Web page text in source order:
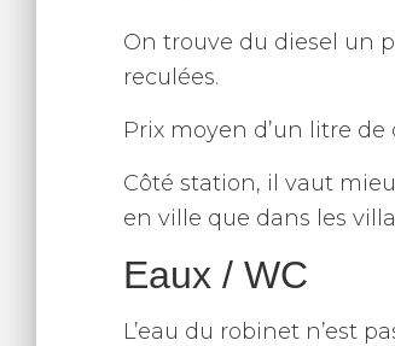
On trouve du diesel un
reculées.
Prix moyen d’un litre de
Côté station, il vaut
en ville que dans les
Eaux / WC
L’eau du robinet n’est